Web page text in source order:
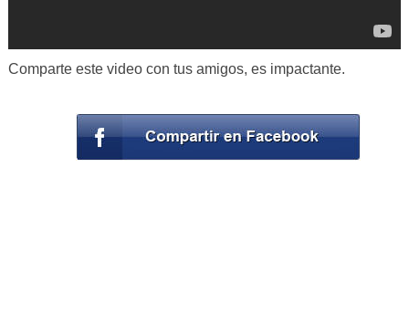
Comparte este video con tus amigos, es impactante.